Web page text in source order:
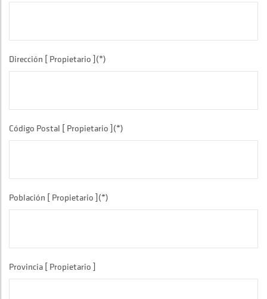
Dirección [ Propietario ](*)
Código Postal [ Propietario ](*)
Población [ Propietario ](*)
Provincia [ Propietario ]